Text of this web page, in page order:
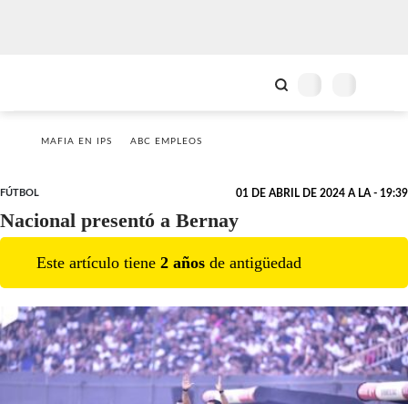
MAFIA EN IPS ABC EMPLEOS
FÚTBOL 01 DE ABRIL DE 2024 A LA - 19:39
Nacional presentó a Bernay
Este artículo tiene 2 años de antigüedad